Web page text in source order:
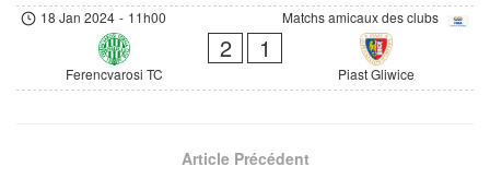
Matchs amicaux des clubs
18 Jan 2024 - 11h00
Ferencvarosi TC
2 1
Piast Gliwice
Article Précédent